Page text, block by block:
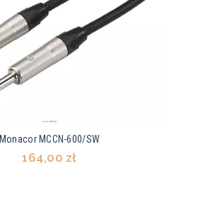
Monacor MCCN-600/SW
164,00 zł